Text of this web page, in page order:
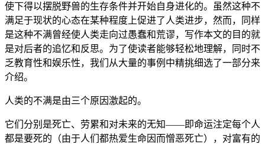
使下得以摆脱野兽的生存条件并开始自身进化的。虽然这种不
满足于现状的心态在某种程度上促进了人类进步，然而，同样
是这种不满曾经使人类走向过愚蠢和荒谬，写作本文的目的就
是对后者的追忆和反思。为了使读者能够轻松地理解，同时不
乏教育性和娱乐性，我们从大量的事例中精挑细选了一部分来
介绍。
人类的不满是由三个原因激起的。
它们分别是死亡、劳累和对未来的无知——即命运注定每个人
都是要死的（由于人们都热爱生命因而憎恶死亡），对富有的